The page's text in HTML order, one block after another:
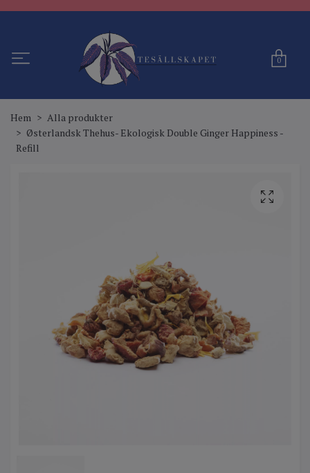
0
Hem
Alla produkter
Østerlandsk Thehus- Ekologisk Double Ginger Happiness -
Refill